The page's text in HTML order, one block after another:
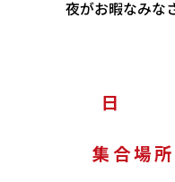
夜がお暇なみな
日 時
集 合 場